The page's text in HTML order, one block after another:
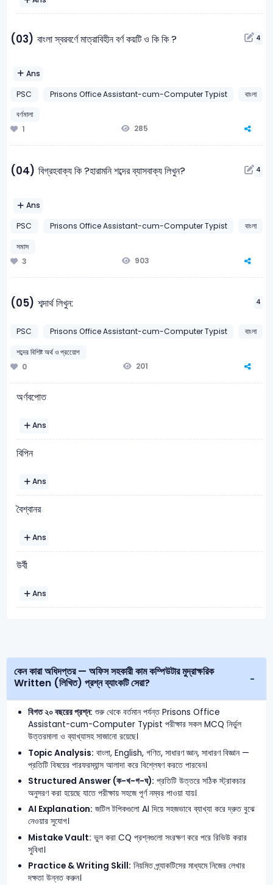
(03) বাংলা স্বরবর্ণে মাত্রাবিহীন বর্ণ কয়টি ও কি কি ? 4
Ans
PSC
Prisons Office Assistant-cum-Computer Typist
বাংলা
বর্ণমালা
1
285
(04) বিগ্রহবাক্য কি ?হারামনি শব্দের ব্যাসবাক্য লিখুন? 4
Ans
PSC
Prisons Office Assistant-cum-Computer Typist
বাংলা
সমাস
3
903
(05) শব্দার্থ লিখুন: 4
PSC Prisons Office Assistant-cum-Computer Typist
বাংলা
শব্দের বিশিষ্ট অর্থ ও প্রয়োেগ
0
201
অর্ণবপোত
Ans
বিপিন
Ans
বৈশ্বানর
Ans
উর্বী
Ans
কেন কারা অধিদপ্তর — অফিস সহকারী কাম কম্পিউটার মুদ্রাক্ষরিক
Written (লিখিত) প্রশ্ন ব্যাংকটি সেরা?
বিগত ২০ বছরের প্রশ্ন: শুরু থেকে বর্তমান পর্যন্ত Prisons Office
Assistant-cum-Computer Typist পরীক্ষার সকল MCQ নির্ভুল
উত্তরমালা ও ব্যাখ্যাসহ সাজানো রয়েছে।
Topic Analysis: বাংলা, English, গণিত, সাধারণ জ্ঞান, সাধারণ বিজ্ঞান —
প্রতিটি বিষয়ের পারফরম্যান্স আলাদা করে বিশ্লেষণ করতে পারবেন।
Structured Answer (ক-খ-গ-ঘ): প্রতিটি উত্তরে সঠিক স্ট্রাকচার
অনুসরণ করা হয়েছে যাতে পরীক্ষায় সহজে পূর্ণ নম্বর পাওয়া যায়।
AI Explanation: জটিল টপিকগুলো AI দিয়ে সহজভাবে ব্যাখ্যা করে দ্রুত বুঝে
নেওয়ার সুযোগ।
Mistake Vault: ভুল করা CQ প্রশ্নগুলো সংরক্ষণ করে পরে রিভিউ করার
সুবিধা।
Practice & Writing Skill: নিয়মিত প্র্যাকটিসের মাধ্যমে নিজের লেখার
দক্ষতা উন্নত করুন।